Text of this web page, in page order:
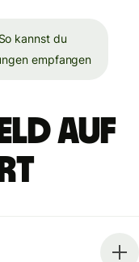
So kannst du
empfangen
auf